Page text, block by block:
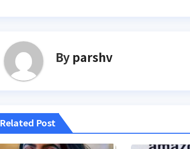
By parshv
Related Post